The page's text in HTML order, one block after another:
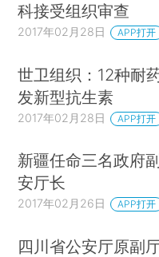
科接受组织审查
2017年02月28日 APP打开
世卫组织：12种耐
发新型抗生素
2017年02月28日 APP打开
新疆任命三名政府
安厅长
2017年02月26日 APP打开
四川省公安厅原副